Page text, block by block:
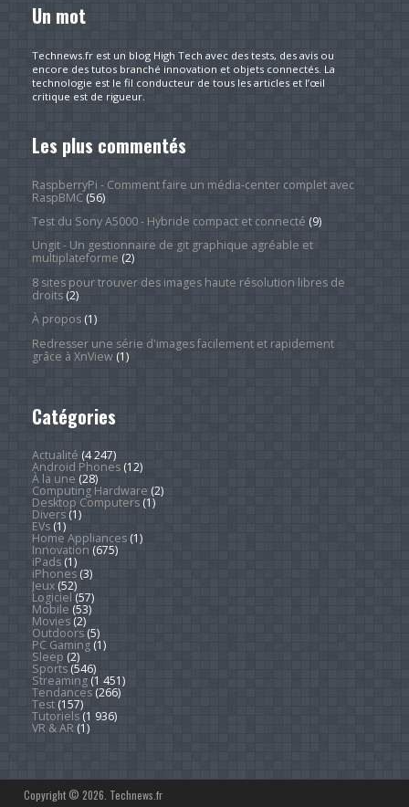
Un mot
Technews.fr est un blog High Tech avec des tests, des avis ou
encore des tutos branché innovation et objets connectés. La
technologie est le fil conducteur de tous les articles et l’œil
critique est de rigueur.
Les plus commentés
RaspberryPi - Comment faire un média-center complet avec
RaspBMC(56)
Test du Sony A5000 - Hybride compact et connecté (9)
Ungit - Un gestionnaire de git graphique agréable et
multiplateforme (2)
8 sites pour trouver des images haute résolution libres de
droits(2)
À propos(1)
Redresser une série d'images facilement et rapidement
grâce à XnView(1)
Catégories
Actualité (4 247)
Android Phones(12)
À la une (28)
Computing Hardware (2)
Desktop Computers(1)
Divers(1)
EVs(1)
Home Appliances(1)
Innovation (675)
iPads(1)
iPhones(3)
Jeux(52)
Logiciel (57)
Mobile (53)
Movies(2)
Outdoors(5)
PC Gaming(1)
Sleep (2)
Sports(546)
Streaming(1 451)
Tendances(266)
Test(157)
Tutoriels(1 936)
VR & AR(1)
Copyright © 2026. Technews.fr